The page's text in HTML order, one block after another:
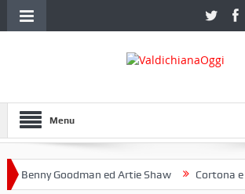
Menu
Goodman ed Artie Shaw Cortona e